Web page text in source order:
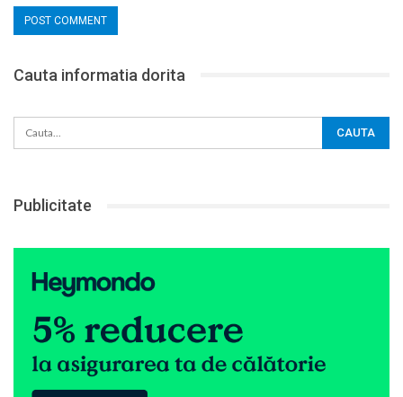
Cauta informatia dorita
Publicitate